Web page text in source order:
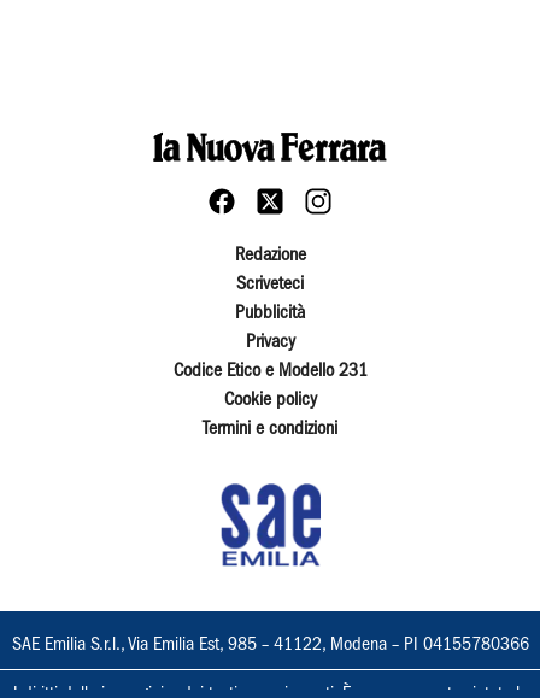
Redazione
Scriveteci
Pubblicità
Privacy
Codice Etico e Modello 231
Cookie policy
Termini e condizioni
SAE Emilia S.r.l., Via Emilia Est, 985 – 41122, Modena – PI 04155780366
I diritti delle immagini e dei testi sono riservati. È espressamente vietata la